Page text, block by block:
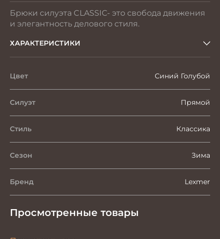
Брюки силуэта CLASSIС- это свобода движения
и элегантность делового стиля.
ХАРАКТЕРИСТИКИ
Цвет Синий Голубой
Силуэт Прямой
Стиль Классика
Сезон Зима
Бренд Lexmer
Просмотренные товары